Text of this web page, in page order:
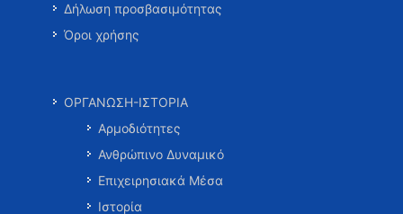
Δήλωση προσβασιμότητας
Όροι χρήσης
ΟΡΓΑΝΩΣΗ-ΙΣΤΟΡΙΑ
Αρμοδιότητες
Ανθρώπινο Δυναμικό
Επιχειρησιακά Μέσα
Ιστορία